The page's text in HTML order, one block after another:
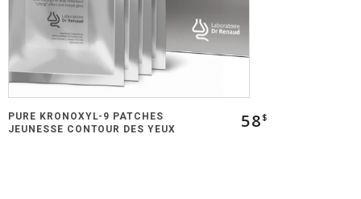
PURE KRONOXYL-9 PATCHES
JEUNESSE CONTOUR DES YEUX
58$